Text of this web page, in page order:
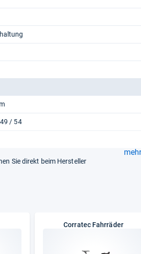
/ 54
Sie direkt beim Hersteller
Corratec Fahrräder